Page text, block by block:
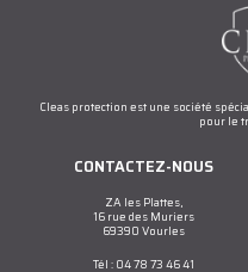
Cleas protection est une société
pour le
CONTACTEZ-NOUS
ZA les Plattes,
16 rue des Muriers
69390 Vourles
Tél : 04 78 73 46 41